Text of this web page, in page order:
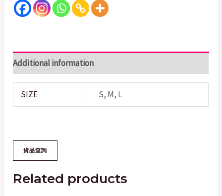
Additional information
SIZE S, M, L
Related products